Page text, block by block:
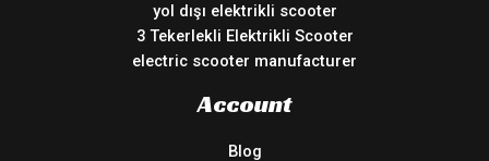
yol dışı elektrikli scooter
3 Tekerlekli Elektrikli Scooter
electric scooter manufacturer
Account
Blog